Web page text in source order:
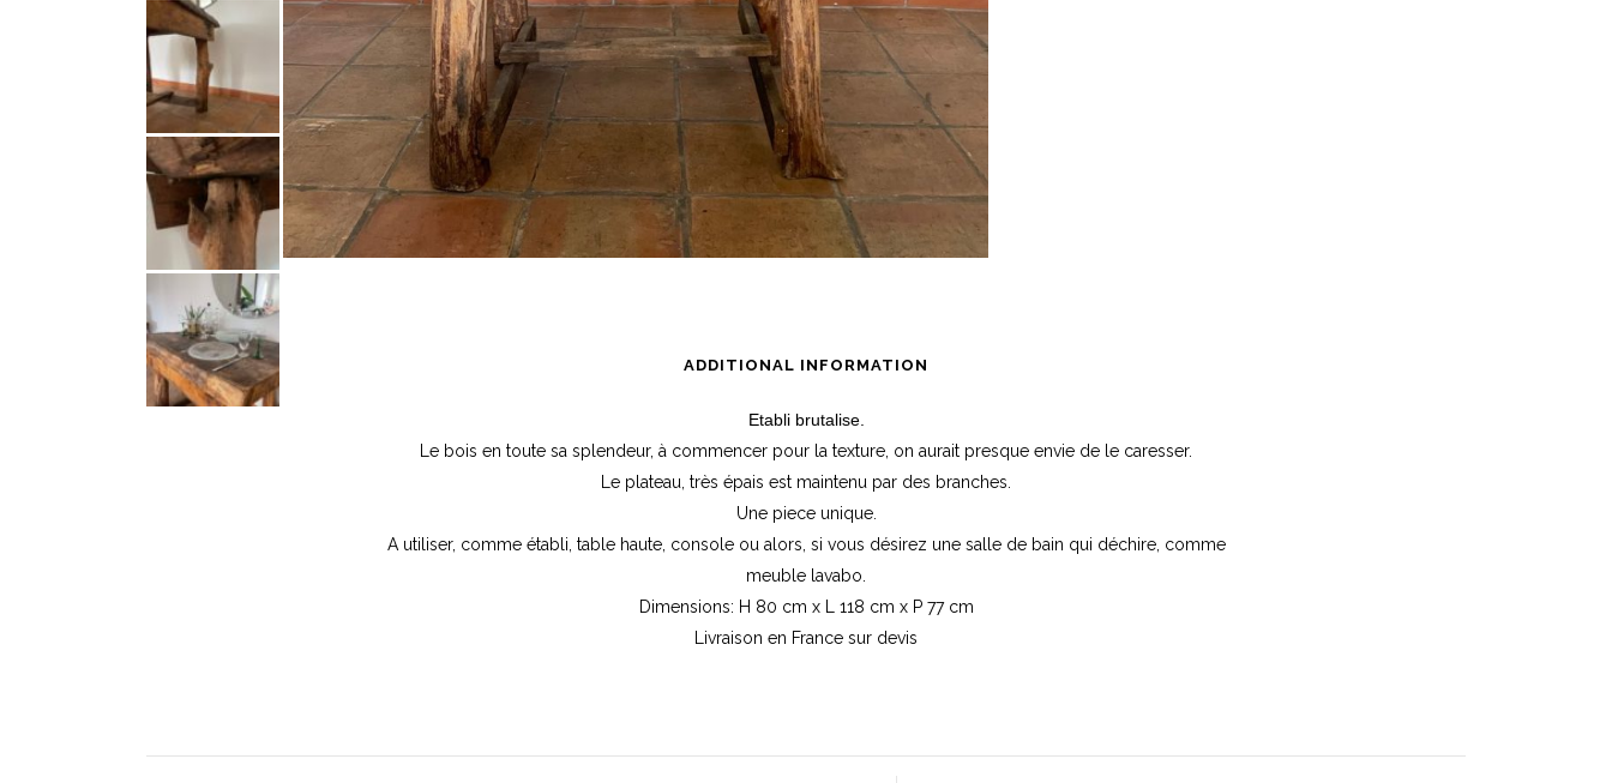
ADDITIONAL INFORMATION
Etabli brutalise.
Le bois en toute sa splendeur, à commencer pour la texture, on aurait presque envie de le caresser.
Le plateau, très épais est maintenu par des branches.
Une piece unique.
A utiliser, comme établi, table haute, console ou alors, si vous désirez une salle de bain qui déchire, comme
meuble lavabo.
Dimensions: H 80 cm x L 118 cm x P 77 cm
Livraison en France sur devis